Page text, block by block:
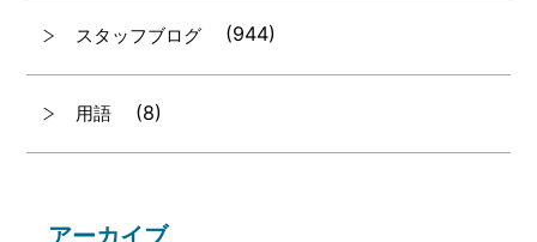
スタッフブログ (944)
用語 (8)
アーカイブ